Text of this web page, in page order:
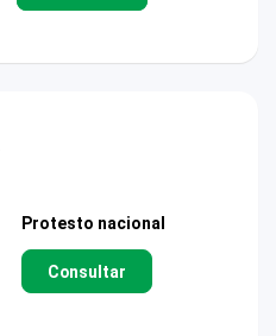
Protesto nacional
Consultar